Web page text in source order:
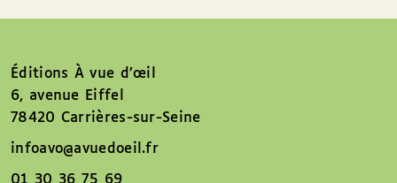
Éditions À vue d’œil
6, avenue Eiffel
78420 Carrières-sur-Seine
infoavo@avuedoeil.fr
01 30 36 75 69